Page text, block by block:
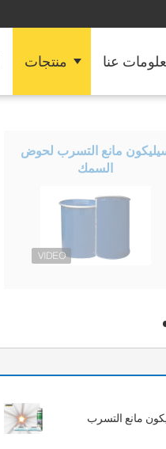
منتجات عنا
مانع التسرب لحوض
السمك
مانع التسرب